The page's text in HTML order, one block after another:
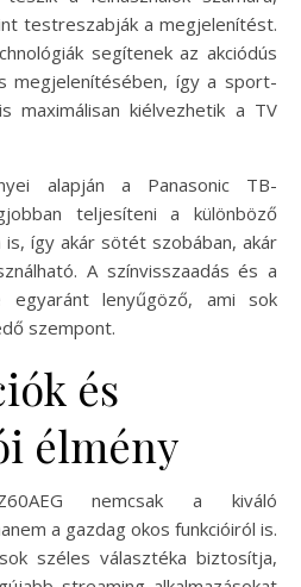
testreszabják a megjelenítést.
segítenek az akciódús
megjelenítésében, így a sport-
maximálisan kiélvezhetik a TV
alapján a Panasonic TB-
teljesíteni a különböző
így akár sötét szobában, akár
A színvisszaadás és a
egyaránt lenyűgöző, ami sok
szempont.
és
élmény
nemcsak a kiváló
a gazdag okos funkcióiról is.
széles választéka biztosítja,